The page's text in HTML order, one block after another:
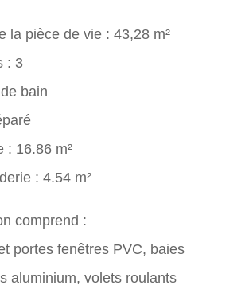
la pièce de vie : 43,28 m²
: 3
bain
: 16.86 m²
: 4.54 m²
comprend :
portes fenêtres PVC, baies
aluminium, volets roulants